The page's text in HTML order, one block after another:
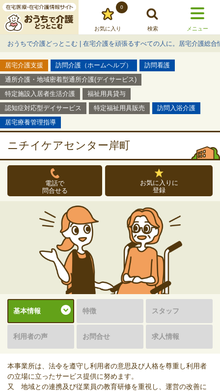
お気に入り
0
検索 メニュー
おうちで介護どっとこむ | 在宅介護を頑張るすべての人に。居宅介護総合
居宅介護支援 訪問介護（ホームヘルプ）
訪問看護
通所介護・地域密着型通所介護(デイサービス)
特定施設入居者生活介護
福祉用具貸与
認知症対応型デイサービス
特定福祉用具販売
訪問入浴介護
居宅療養管理指導
ニチイケアセンター岸町
電話で
問合せる
お気に入りに
登録
基本情報 特徴 スタッフ
利用者の声 お問合せ 求人情報
本事業所は、法令を遵守し利用者の意思及び人格を尊重し利用者
の立場に立ったサービス提供に努めます。
又 地域との連携及び従業員の教育研修を重視し、運営の改善に